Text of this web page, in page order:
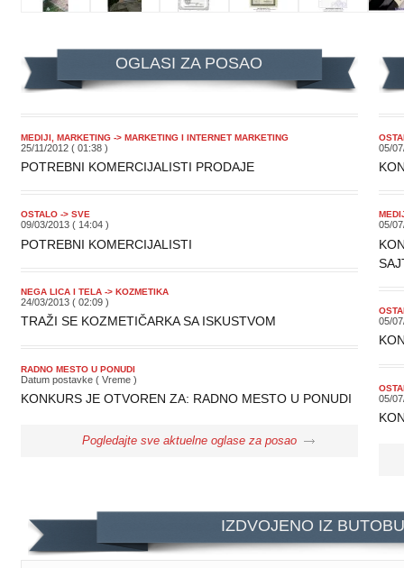
OGLASI ZA POSAO
MEDIJI, MARKETING -> MARKETING I INTERNET MARKETING
25/11/2012 ( 01:38 )
POTREBNI KOMERCIJALISTI PRODAJE
OSTALO -> SVE
09/03/2013 ( 14:04 )
POTREBNI KOMERCIJALISTI
NEGA LICA I TELA -> KOZMETIKA
24/03/2013 ( 02:09 )
TRAŽI SE KOZMETIČARKA SA ISKUSTVOM
RADNO MESTO U PONUDI
Datum postavke ( Vreme )
KONKURS JE OTVOREN ZA: RADNO MESTO U PONUDI
Pogledajte sve aktuelne oglase za posao
05/
05/
05/
05/
IZDVOJENO IZ